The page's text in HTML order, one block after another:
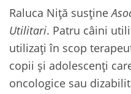
Raluca Niţă susține
Utilitari. Patru câini
utilizaţi în scop
copii şi adolescenţi
oncologice sau